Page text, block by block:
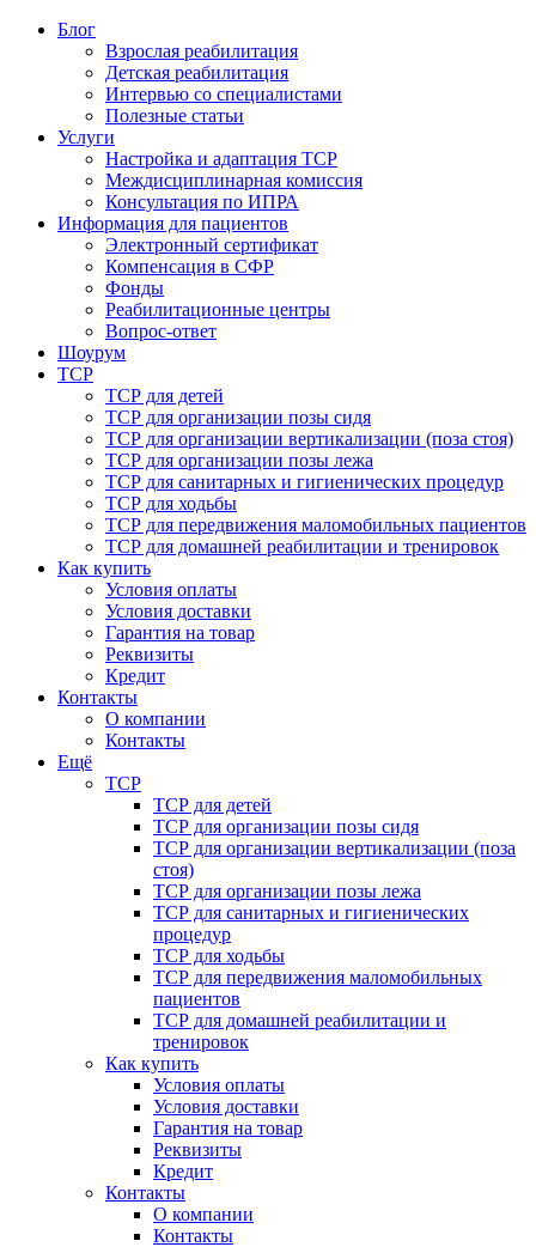
Блог
Взрослая реабилитация
Детская реабилитация
Интервью со специалистами
Полезные статьи
Услуги
Настройка и адаптация ТСР
Междисциплинарная комиссия
Консультация по ИПРА
Информация для пациентов
Электронный сертификат
Компенсация в СФР
Фонды
Реабилитационные центры
Вопрос-ответ
Шоурум
ТСР
ТСР для детей
ТСР для организации позы сидя
ТСР для организации вертикализации (поза стоя)
ТСР для организации позы лежа
ТСР для санитарных и гигиенических процедур
ТСР для ходьбы
ТСР для передвижения маломобильных пациентов
ТСР для домашней реабилитации и тренировок
Как купить
Условия оплаты
Условия доставки
Гарантия на товар
Реквизиты
Кредит
Контакты
О компании
Контакты
Ещё
ТСР
ТСР для детей
ТСР для организации позы сидя
ТСР для организации вертикализации (поза
стоя)
ТСР для организации позы лежа
ТСР для санитарных и гигиенических
процедур
ТСР для ходьбы
ТСР для передвижения маломобильных
пациентов
ТСР для домашней реабилитации и
тренировок
Как купить
Условия оплаты
Условия доставки
Гарантия на товар
Реквизиты
Кредит
Контакты
О компании
Контакты